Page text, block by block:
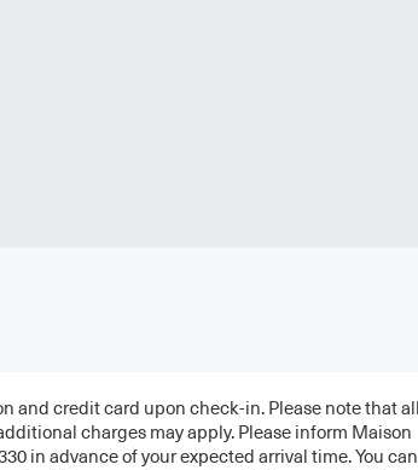
and credit card upon check-in. Please note that all
charges may apply. Please inform Maison
in advance of your expected arrival time. You can